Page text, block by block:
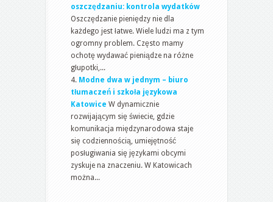
oszczędzaniu: kontrola wydatków
Oszczędzanie pieniędzy nie dla
każdego jest łatwe. Wiele ludzi ma z tym
ogromny problem. Często mamy
ochotę wydawać pieniądze na różne
głupotki,...
Modne dwa w jednym – biuro
tłumaczeń i szkoła językowa
Katowice W dynamicznie
rozwijającym się świecie, gdzie
komunikacja międzynarodowa staje
się codziennością, umiejętność
posługiwania się językami obcymi
zyskuje na znaczeniu. W Katowicach
można...